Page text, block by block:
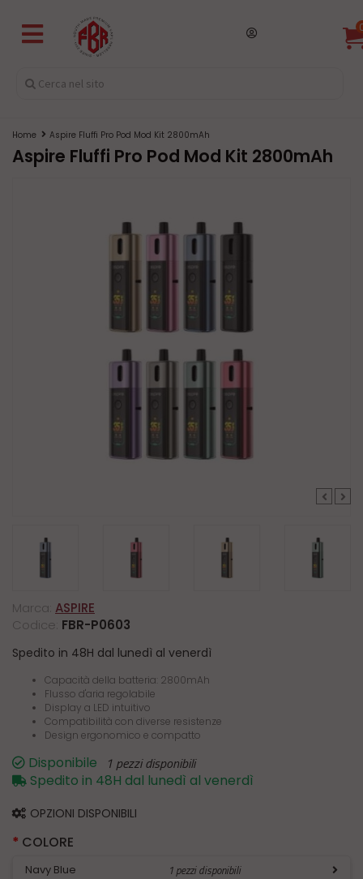
Home Aspire Fluffi Pro Pod Mod Kit 2800mAh
Aspire Fluffi Pro Pod Mod Kit 2800mAh
Marca: ASPIRE
Codice: FBR-P0603
Spedito in 48H dal lunedì al venerdì
Capacità della batteria: 2800mAh
Flusso d'aria regolabile
Display a LED intuitivo
Compatibilità con diverse resistenze
Design ergonomico e compatto
Disponibile 1 pezzi disponibili
Spedito in 48H dal lunedì al venerdì
OPZIONI DISPONIBILI
COLORE
Navy Blue 1 pezzi disponibili